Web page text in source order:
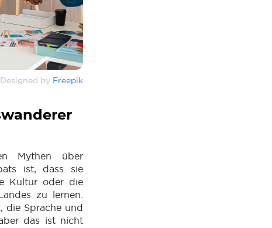
Designed by Freepik
Mythen über
ist, dass sie
Kultur oder die
zu lernen.
die Sprache und
das ist nicht